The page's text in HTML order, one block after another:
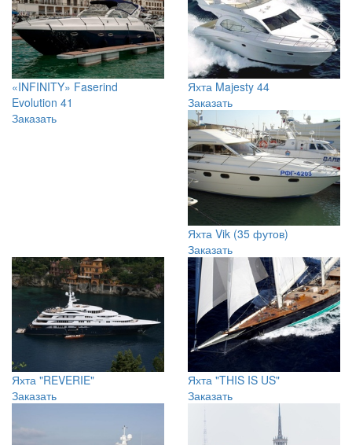
«INFINITY» Faserind
Evolution 41
Заказать
Яхта Majesty 44
Заказать
Яхта Vik (35 футов)
Заказать
Яхта "REVERIE"
Заказать
Яхта "THIS IS US"
Заказать